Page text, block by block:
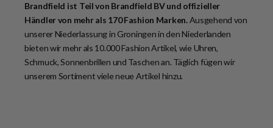
Brandfield ist Teil von Brandfield BV und offizieller
Händler von mehr als 170 Fashion Marken.Ausgehend von
unserer Niederlassung in Groningen in den Niederlanden
bieten wir mehr als 10.000 Fashion Artikel, wie Uhren,
Schmuck, Sonnenbrillen und Taschen an. Täglich fügen wir
unserem Sortiment viele neue Artikel hinzu.